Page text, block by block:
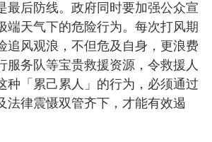
后防线。政府同时要加强公众宣
端天气下的危险行为。每次打风期
追风观浪，不但危及自身，更浪费
服务队等宝贵救援资源，令救援人
种「累己累人」的行为，必须通过
法律震慑双管齐下，才能有效遏